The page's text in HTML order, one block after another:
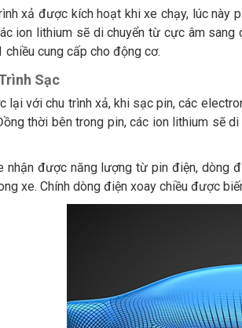
xả được kích hoạt khi xe chạy, lúc này
ion lithium sẽ di chuyển từ cực âm
chiều cung cấp cho động cơ.
Sạc
lại với chu trình xả, khi sạc pin, các
thời bên trong pin, các ion lithium sẽ
nhận được năng lượng từ pin điện, dòng
xe. Chính dòng điện xoay chiều được